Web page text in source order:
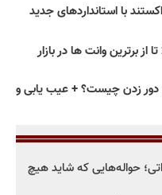
با استانداردهای جدید
بهترین وانت ها در ایران: معرفی 25 تا از برترین وانت ها در بازار
زدن چیست؟ + عیب یابی و
حواله‌هایی که شاید هیچ